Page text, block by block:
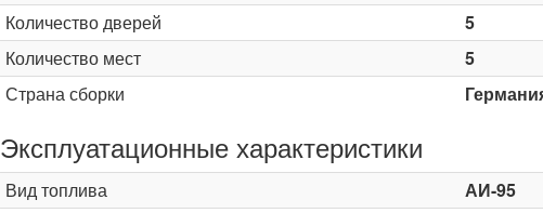
Количество дверей
5
Количество мест
5
Страна сборки
Эксплуатационные характеристики
Вид топлива
АИ-95